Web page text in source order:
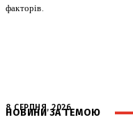
факторів.
НОВИНИ ЗА ТЕМОЮ
8 СЕРПНЯ, 2026